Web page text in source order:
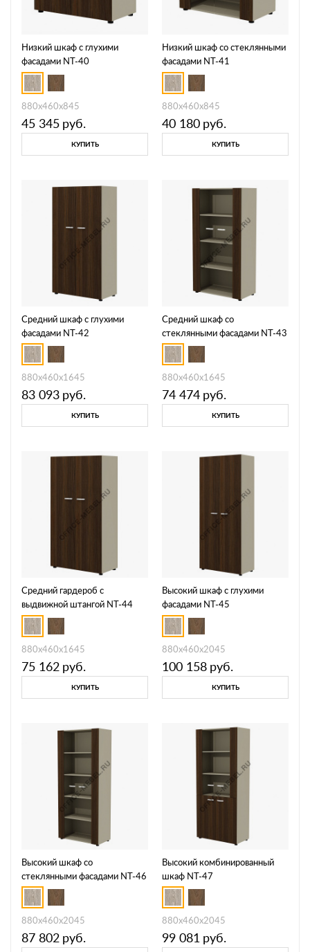
Низкий шкаф с глухими
фасадами NT-40
880х460х845
45 345 руб.
КУПИТЬ
Низкий шкаф со стеклянными
фасадами NT-41
880х460х845
40 180 руб.
КУПИТЬ
Средний шкаф с глухими
фасадами NT-42
880х460х1645
83 093 руб.
КУПИТЬ
Средний шкаф со
стеклянными фасадами NT-43
880х460х1645
74 474 руб.
КУПИТЬ
Средний гардероб с
выдвижной штангой NT-44
880х460х1645
75 162 руб.
КУПИТЬ
Высокий шкаф с глухими
фасадами NT-45
880х460х2045
100 158 руб.
КУПИТЬ
Высокий шкаф со
стеклянными фасадами NT-46
880х460х2045
87 802 руб.
Высокий комбинированный
шкаф NT-47
880х460х2045
99 081 руб.